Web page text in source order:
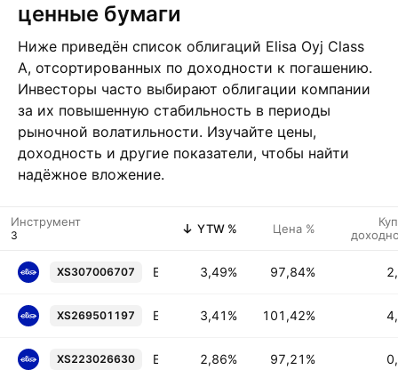
ценные бумаги
Ниже приведён список облигаций Elisa Oyj Class
A, отсортированных по доходности к погашению.
Инвесторы часто выбирают облигации компании
за их повышенную стабильность в периоды
рыночной волатильности. Изучайте цены,
доходность и другие показатели, чтобы найти
надёжное вложение.
Инструмент YTW % Цена %
XS307006707 3,49% 97,84%
XS269501197 3,41% 101,42%
XS223026630 2,86% 97,21%